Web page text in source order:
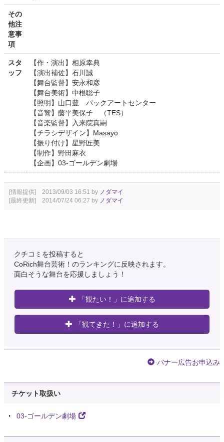
その
他注
意事
項
スタ
ッフ
【作・演出】相原幸典
【演出補佐】石川誠
【舞台監督】安永和彦
【舞台美術】中根聡子
【照明】山口豊 パックアートセンター
【音響】藤平美保子 （TES）
【音楽監督】入来院真嗣
【チラシデザイン】Masayo
【振り付け】星野匠美
【制作】野田麻衣
【企画】03-ゴールデン劇場
[情報提供] 2013/09/03 16:51 by ノダマイ
[最終更新] 2014/07/24 06:27 by ノダマイ
クチコミを投稿すると
CoRich舞台芸術！のランキングに反映されます。
面白そうな舞台を応援しましょう！
「観たい！」に追加する
「観てきた！」に追加する
バナー広告お申込み
チケット取扱い
03-ゴールデン劇場